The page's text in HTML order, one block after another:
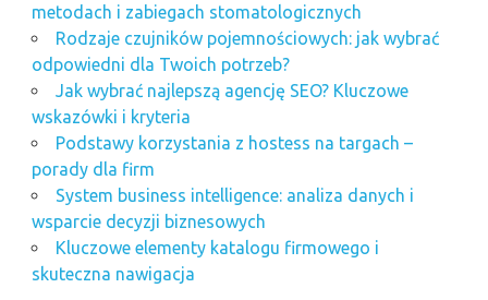
metodach i zabiegach stomatologicznych
Rodzaje czujników pojemnościowych: jak wybrać
odpowiedni dla Twoich potrzeb?
Jak wybrać najlepszą agencję SEO? Kluczowe
wskazówki i kryteria
Podstawy korzystania z hostess na targach –
porady dla firm
System business intelligence: analiza danych i
wsparcie decyzji biznesowych
Kluczowe elementy katalogu firmowego i
skuteczna nawigacja